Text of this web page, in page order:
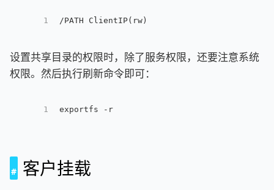
1 /PATH ClientIP(rw)
设置共享目录的权限时，除了服务权限，还要注意系统
权限。然后执行刷新命令即可：
1 exportfs -r
客户挂载